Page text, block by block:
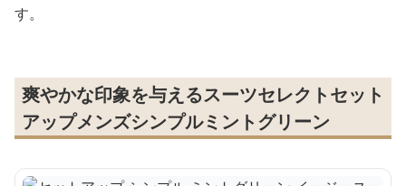
す。
爽やかな印象を与えるスーツセレクトセット
アップメンズシンプルミントグリーン